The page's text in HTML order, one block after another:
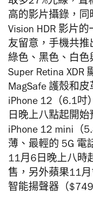
高的影片攝錄，同
Vision HDR 影片
友留意，手機共推
綠色、黑色、白色
Super Retina XDR
MagSafe 護殼和
iPhone 12（6.1
日晚上八點起開
iPhone 12 mini（
薄、最輕的 5G 電
11月6日晚上八時
售，另外蘋果11月
智能揚聲器（